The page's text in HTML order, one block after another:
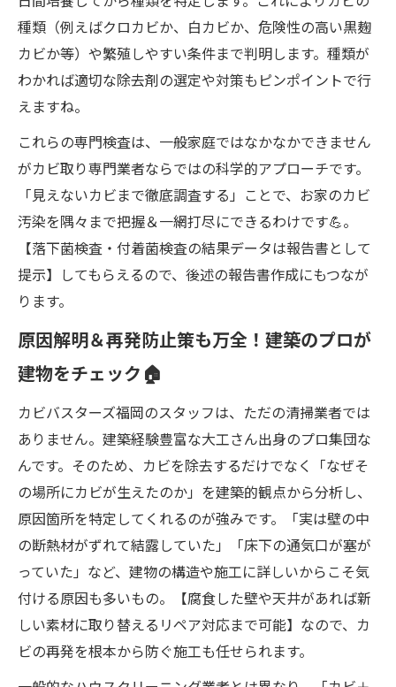
種類（例えばクロカビか、白カビか、危険性の高い黒麹
カビか等）や繁殖しやすい条件まで判明します。種類が
わかれば適切な除去剤の選定や対策もピンポイントで行
えますね。
これらの専門検査は、一般家庭ではなかなかできません
がカビ取り専門業者ならではの科学的アプローチです。
「見えないカビまで徹底調査する」ことで、お家のカビ
汚染を隅々まで把握＆一網打尽にできるわけです💪。
【落下菌検査・付着菌検査の結果データは報告書として
提示】してもらえるので、後述の報告書作成にもつなが
ります。
原因解明＆再発防止策も万全！建築のプロが
建物をチェック🏠
カビバスターズ福岡のスタッフは、ただの清掃業者では
ありません。建築経験豊富な大工さん出身のプロ集団な
んです。そのため、カビを除去するだけでなく「なぜそ
の場所にカビが生えたのか」を建築的観点から分析し、
原因箇所を特定してくれるのが強みです。「実は壁の中
の断熱材がずれて結露していた」「床下の通気口が塞が
っていた」など、建物の構造や施工に詳しいからこそ気
付ける原因も多いもの。【腐食した壁や天井があれば新
しい素材に取り替えるリペア対応まで可能】なので、カ
ビの再発を根本から防ぐ施工も任せられます。